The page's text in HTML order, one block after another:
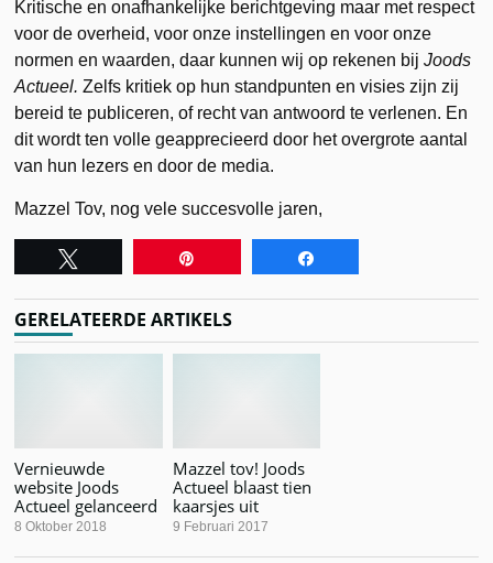
Kritische en onafhankelijke berichtgeving maar met respect
voor de overheid, voor onze instellingen en voor onze
normen en waarden, daar kunnen wij op rekenen bijJoods
Actueel.Zelfs kritiek op hun standpunten en visies zijn zij
bereid te publiceren, of recht van antwoord te verlenen. En
dit wordt ten volle geapprecieerd door het overgrote aantal
van hun lezers en door de media.
Mazzel Tov, nog vele succesvolle jaren,
GERELATEERDE ARTIKELS
Vernieuwde
website Joods
Actueel gelanceerd
8 Oktober 2018
Mazzel tov! Joods
Actueel blaast tien
kaarsjes uit
9 Februari 2017